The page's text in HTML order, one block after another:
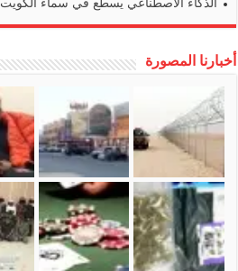
أخبارنا المصورة